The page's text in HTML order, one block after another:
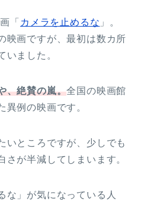
「 カメラを止めるな 」。
映画ですが、最初は数カ所
いました。
、絶賛の嵐。全国の映画館
異例の映画です。
いところですが、少しでも
さが半減してしまいます。
な」が気になっている人